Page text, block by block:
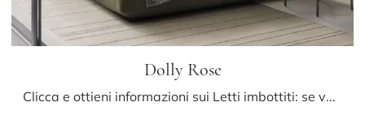
Dolly Rose
Clicca e ottieni informazioni sui Letti imbottiti: se vuoi modelli matrimoniali design, il modello Dolly Rose Presotto fa per te.